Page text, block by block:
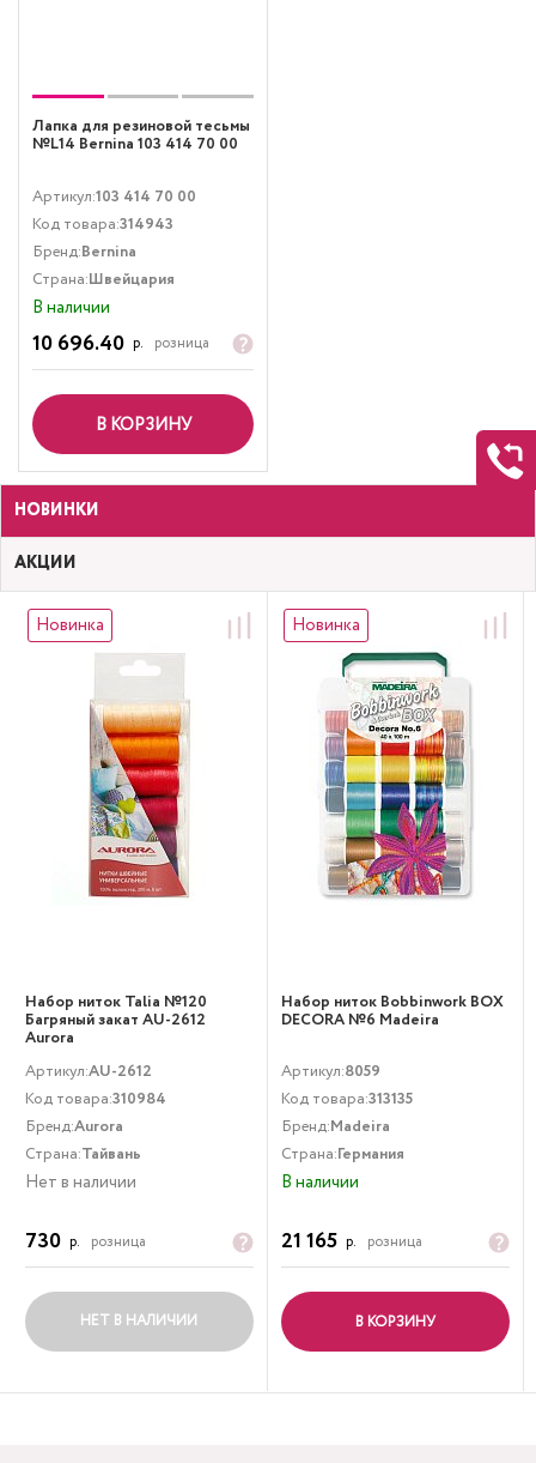
Лапка для резиновой тесьмы
№L14 Bernina 103 414 70 00
Артикул:103 414 70 00
Код товара:314943
Бренд:Bernina
Страна:Швейцария
В наличии
10 696.40 р. розница
В КОРЗИНУ
НОВИНКИ
АКЦИИ
Новинка
Набор ниток Talia №120
Багряный закат AU-2612
Aurora
Артикул:AU-2612
Код товара:310984
Бренд:Aurora
Страна:Тайвань
Нет в наличии
730 р. розница
НЕТ В НАЛИЧИИ
Новинка
Набор ниток Bobbinwork BOX
DECORA №6 Madeira
Артикул:8059
Код товара:313135
Бренд:Madeira
Страна:Германия
В наличии
21 165 р. розница
В КОРЗИНУ